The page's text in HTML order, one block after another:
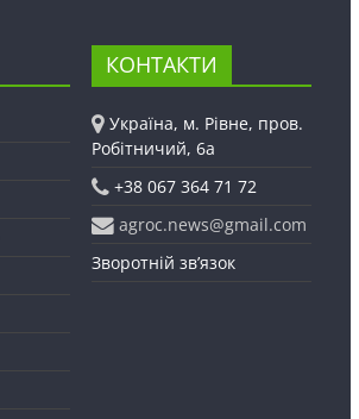
КОНТАКТИ
Україна, м. Рівне, пров.
Робітничий, 6а
+38 067 364 71 72
agroc.news@gmail.com
Зворотній зв’язок